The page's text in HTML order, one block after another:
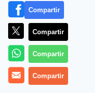
Más información
Compartir
Compartir
Compartir
Compartir